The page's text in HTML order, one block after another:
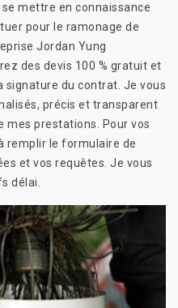
mettre en connaissance
pour le ramonage de
Jordan Yung
des devis 100 % gratuit et
signature du contrat. Je vous
précis et transparent
mes prestations. Pour vos
remplir le formulaire de
et vos requêtes. Je vous
délai.